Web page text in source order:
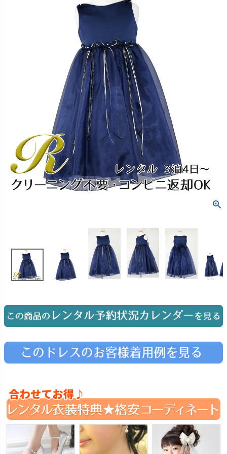
レディース
コスチューム アウター
インナー・パニエ アクセサリー
ジュエリー 音楽雑貨
発表会・コンクール 結婚式
フラワーガール・リングボーイ・ゲ
Graduation & Entrance
卒業式・入学式
きちんと感のあるフォーマル
Shichi-Go-San
七五三
3歳・5歳・7歳の晴れの日
予約・配送・返却・料金
あんしんパック
汚れ・キズ・破損の補償
Buy & Support ご購入・サポート
07 販売・共通のご案内
品質・返品・お手入れ
08 送料・お支払い
送料・決済方法
実店舗 つくば店
茨城県土浦市大町14-16-1F
10:00–18:00（完全予約制）
店舗を予約する →
Photography
Angel's Photo Studio
予約 Web または お電話
特典 ヘアメイク・着付け